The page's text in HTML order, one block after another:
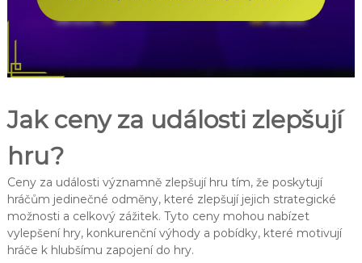
Jak ceny za události zlepšují
hru?
Ceny za události významně zlepšují hru tím, že poskytují
hráčům jedinečné odměny, které zlepšují jejich strategické
možnosti a celkový zážitek. Tyto ceny mohou nabízet
vylepšení hry, konkurenční výhody a pobídky, které motivují
hráče k hlubšímu zapojení do hry.